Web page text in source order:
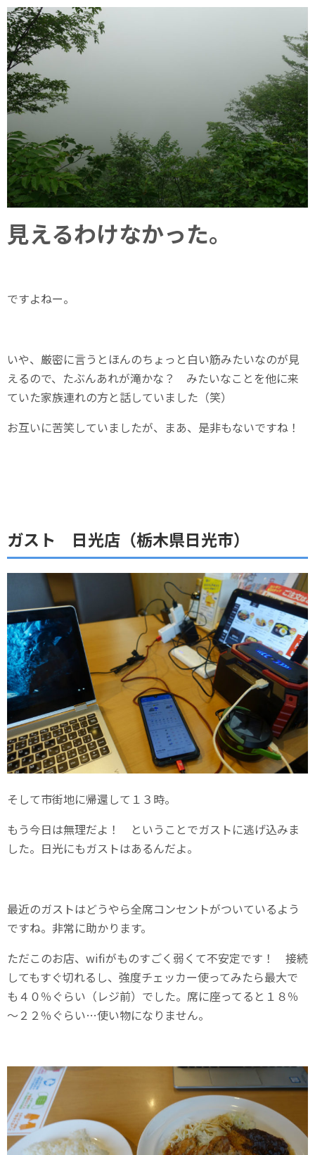
見えるわけなかった。
ですよねー。
いや、厳密に言うとほんのちょっと白い筋みたいなのが見
えるので、たぶんあれが滝かな？ みたいなことを他に来
ていた家族連れの方と話していました（笑）
お互いに苦笑していましたが、まあ、是非もないですね！
ガスト 日光店（栃木県日光市）
そして市街地に帰還して１３時。
もう今日は無理だよ！ ということでガストに逃げ込みま
した。日光にもガストはあるんだよ。
最近のガストはどうやら全席コンセントがついているよう
ですね。非常に助かります。
ただこのお店、wifiがものすごく弱くて不安定です！ 接続
してもすぐ切れるし、強度チェッカー使ってみたら最大で
も４０％ぐらい（レジ前）でした。席に座ってると１８％
～２２％ぐらい…使い物になりません。